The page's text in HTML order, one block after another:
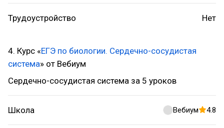
Трудоустройство Нет
4. Курс «ЕГЭ по биологии. Сердечно-сосудистая
система» от Вебиум
Сердечно-сосудистая система за 5 уроков
Школа Вебиум 4.8